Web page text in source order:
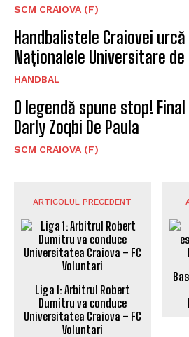
SCM CRAIOVA (F)
Handbalistele Craiovei
Naționalele Universitare
HANDBAL
O legendă spune stop!
Darly Zoqbi De Paula
SCM CRAIOVA (F)
ARTICOLUL PRECEDENT
Liga 1: Arbitrul Robert
Dumitru va conduce
Universitatea Craiova – FC
Voluntari